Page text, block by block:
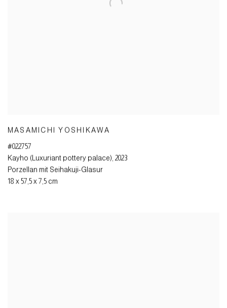
MASAMICHI YOSHIKAWA
#022757
Kayho (Luxuriant pottery palace), 2023
Porzellan mit Seihakuji-Glasur
18 x 57,5 x 7,5 cm